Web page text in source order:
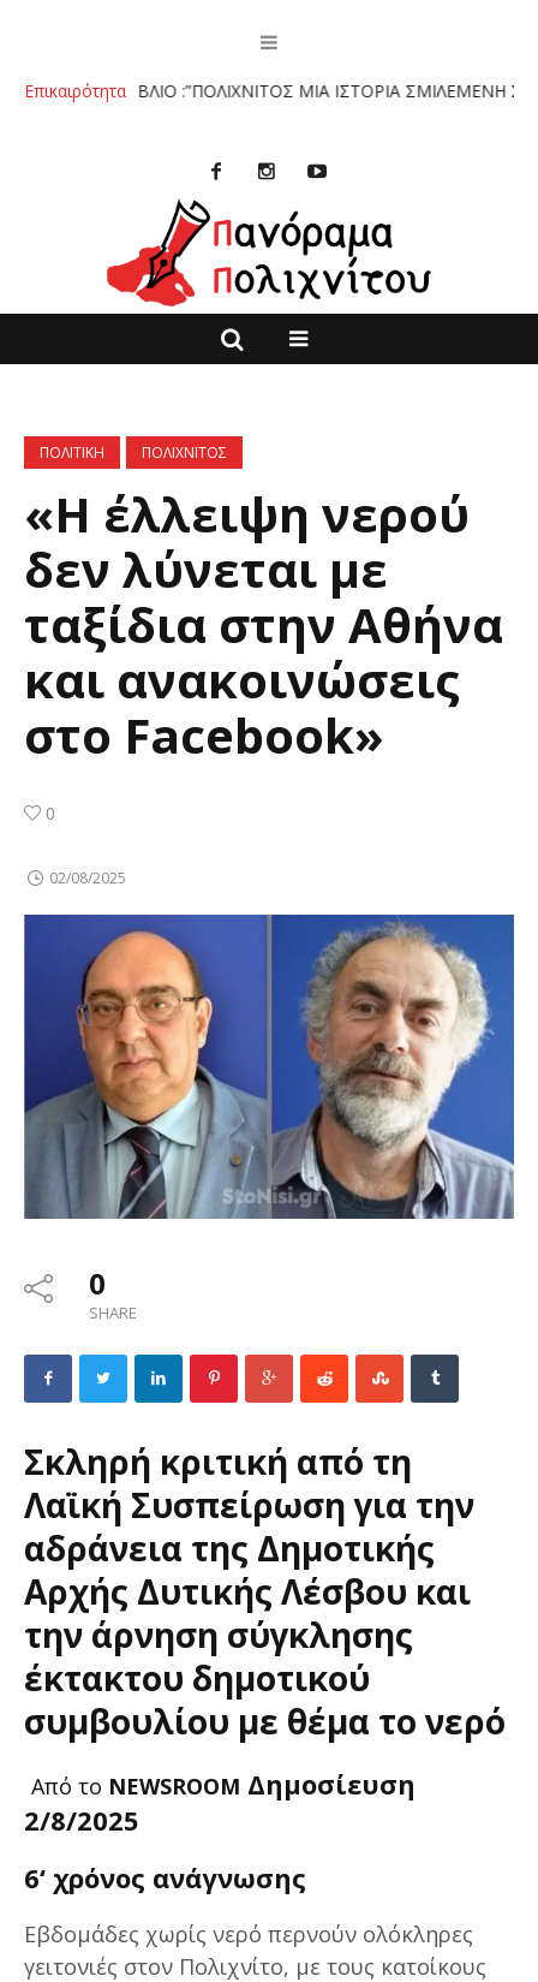
Επικαιρότητα
ΒΙΒΛΙΟ :”ΠΟΛΙΧΝΙΤΟΣ ΜΙΑ ΙΣΤΟΡΙΑ ΣΜΙΛΕΜΕΝΗ ΣΤΗΝ
ΠΟΛΙΤΙΚΗ ΠΟΛΙΧΝΙΤΟΣ
«Η έλλειψη νερού
δεν λύνεται με
ταξίδια στην Αθήνα
και ανακοινώσεις
στο Facebook»
0
02/08/2025
0
SHARE
Σκληρή κριτική από τη
Λαϊκή Συσπείρωση για την
αδράνεια της Δημοτικής
Αρχής Δυτικής Λέσβου και
την άρνηση σύγκλησης
έκτακτου δημοτικού
συμβουλίου με θέμα το νερό
Από το NEWSROOM Δημοσίευση
2/8/2025
6‘ χρόνος ανάγνωσης
Εβδομάδες χωρίς νερό περνούν ολόκληρες
γειτονιές στον Πολιχνίτο, με τους κατοίκους